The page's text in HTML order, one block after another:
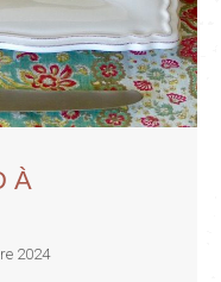
À
2024